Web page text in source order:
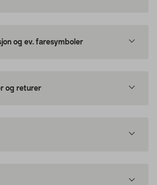
og ev. faresymboler
og returer